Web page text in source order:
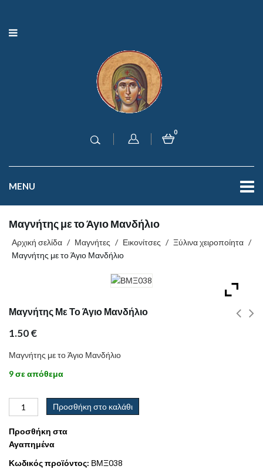
0
MENU
Μαγνήτης με το Άγιο Μανδήλιο
Αρχική σελίδα / Μαγνήτες / Εικονίτσες / Ξύλινα χειροποίητα /
Μαγνήτης με το Άγιο Μανδήλιο
Μαγνήτης Με Το Άγιο Μανδήλιο
1.50€
Μαγνήτης με το Άγιο Μανδήλιο
9 σε απόθεμα
Προσθήκη στο καλάθι
Προσθήκη στα
Αγαπημένα
Κωδικός προϊόντος: ΒΜΞ038